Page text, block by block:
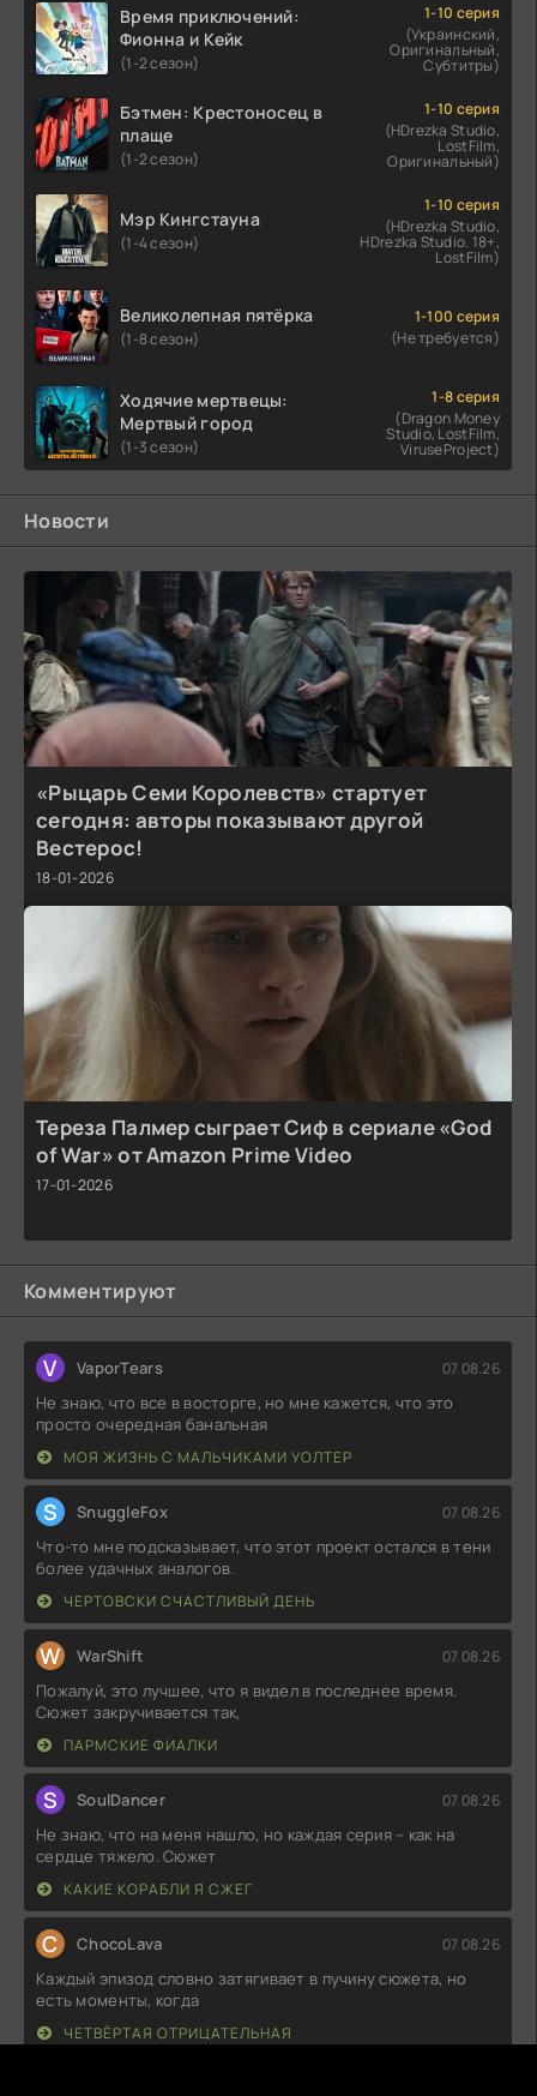
Время приключений:
Фионна и Кейк
(1-2 сезон)
1-10 серия
(Украинский,
Оригинальный,
Субтитры)
Бэтмен: Крестоносец в
плаще
(1-2 сезон)
1-10 серия
(HDrezka Studio,
LostFilm,
Оригинальный)
Мэр Кингстауна
(1-4 сезон)
1-10 серия
(HDrezka Studio,
HDrezka Studio. 18+,
LostFilm)
Великолепная пятёрка
(1-8 сезон)
1-100 серия
(Не требуется)
Ходячие мертвецы:
Мертвый город
(1-3 сезон)
1-8 серия
(Dragon Money
Studio, LostFilm,
ViruseProject)
Новости
«Рыцарь Семи Королевств» стартует
сегодня: авторы показывают другой
Вестерос!
18-01-2026
Тереза Палмер сыграет Сиф в сериале «God
of War» от Amazon Prime Video
17-01-2026
Комментируют
V VaporTears 07.08.26
Не знаю, что все в восторге, но мне кажется, что это
просто очередная банальная
МОЯ ЖИЗНЬ С МАЛЬЧИКАМИ УОЛТЕР
S SnuggleFox 07.08.26
Что-то мне подсказывает, что этот проект остался в тени
более удачных аналогов.
ЧЕРТОВСКИ СЧАСТЛИВЫЙ ДЕНЬ
W WarShift 07.08.26
Пожалуй, это лучшее, что я видел в последнее время.
Сюжет закручивается так,
ПАРМСКИЕ ФИАЛКИ
S SoulDancer 07.08.26
Не знаю, что на меня нашло, но каждая серия – как на
сердце тяжело. Сюжет
КАКИЕ КОРАБЛИ Я СЖЕГ
C ChocoLava 07.08.26
Каждый эпизод словно затягивает в пучину сюжета, но
есть моменты, когда
ЧЕТВЁРТАЯ ОТРИЦАТЕЛЬНАЯ